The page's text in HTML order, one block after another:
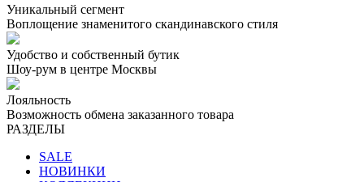
Уникальный сегмент
Воплощение знаменитого скандинавского стиля
Удобство и собственный бутик
Шоу-рум в центре Москвы
Лояльность
Возможность обмена заказанного товара
РАЗДЕЛЫ
SALE
НОВИНКИ